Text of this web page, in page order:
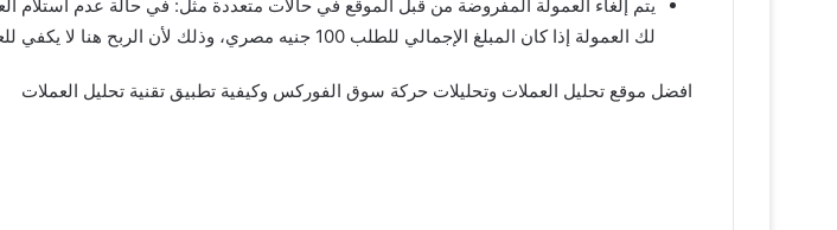
يتم إلغاء العمولة المفروضة من قبل الموقع في حالات متعددة مثل: في حالة عدم استلام
لك العمولة إذا كان المبلغ الإجمالي للطلب 100 جنيه مصري، وذلك لأن الربح هنا لا يكفي للعمولة أيضًا.
افضل موقع تحليل العملات وتحليلات حركة سوق الفوركس وكيفية تطبيق تقنية تحليل العملات